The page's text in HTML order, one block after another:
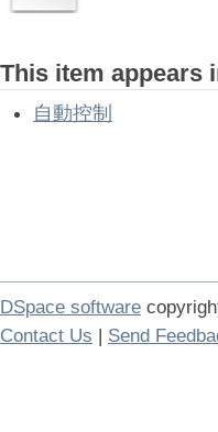
This item appears
自動控制
DSpace software
Contact Us | Send